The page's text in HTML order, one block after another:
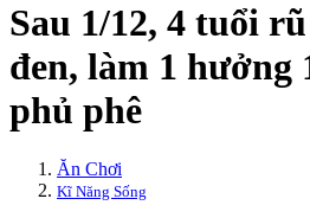
Sau 1/12, 4 tuổi
đen, làm 1 hưởng
phủ phê
Ăn Chơi
Kĩ Năng Sống